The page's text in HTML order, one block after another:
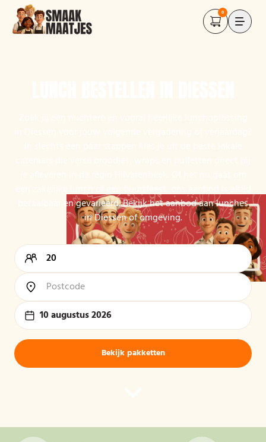
0
betaalbaar en gevarieerd. Bekijk het aanbod aan lunches
in Diessen of omgeving.
10 augustus 2026
Bekijk pakketten